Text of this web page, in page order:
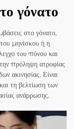
γόνατο
στο γόνατο,
μηνίσκου ή η
του πόνου και
πρόληψη ατροφίας
ακινησίας. Είναι
τη βελτίωση των
ανάρρωσης.